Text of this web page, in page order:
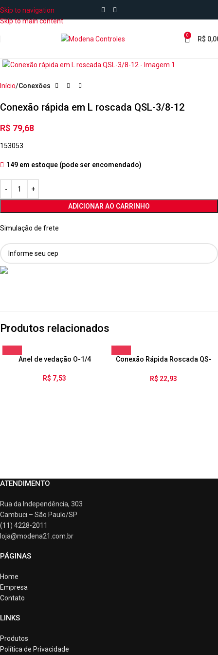
Skip to navigation
Skip to main content
0 R$
Início Conexões
Conexão rápida em L roscada QSL-3/8-12
R$ 79,68
153053
149 em estoque (pode ser encomendado)
ADICIONAR AO CARRINHO
Simulação de frete
Produtos relacionados
Anel de vedação O-1/4
R$ 7,53
Conexão Rápida Roscada QS-
R$ 22,93
ATENDIMENTO
Rua da Independência, 303
Cambuci – São Paulo/SP
(11) 4228-2011
loja@modena21.com.br
PÁGINAS
Home
Empresa
Contato
LINKS
Produtos
Política de Privacidade